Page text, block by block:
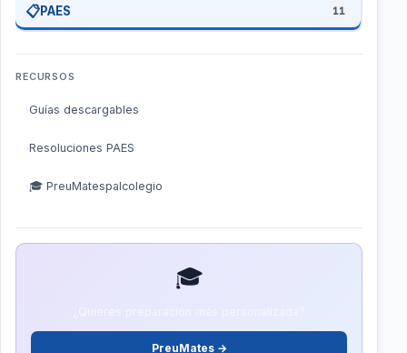
📋PAES 11
RECURSOS
Guías descargables
Resoluciones PAES
🎓 PreuMatespalcolegio
🎓
PreuMates →